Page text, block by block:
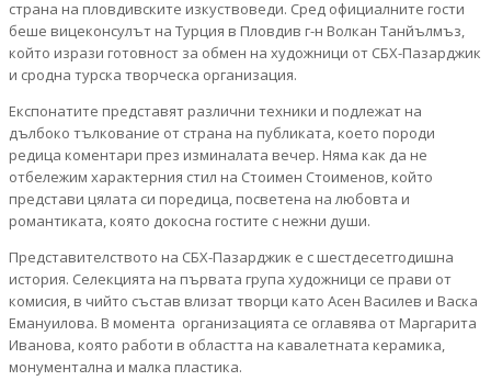
страна на пловдивските изкуствоведи. Сред официалните гости
беше вицеконсулът на Турция в Пловдив г-н Волкан Танйълмъз,
който изрази готовност за обмен на художници от СБХ-Пазарджик
и сродна турска творческа организация.
Експонатите представят различни техники и подлежат на
дълбоко тълкование от страна на публиката, което породи
редица коментари през изминалата вечер. Няма как да не
отбележим характерния стил на Стоимен Стоименов, който
представи цялата си поредица, посветена на любовта и
романтиката, която докосна гостите с нежни души.
Представителството на СБХ-Пазарджик е с шестдесетгодишна
история. Селекцията на първата група художници се прави от
комисия, в чийто състав влизат творци като Асен Василев и Васка
Емануилова. В момента организацията се оглавява от Маргарита
Иванова, която работи в областта на кавалетната керамика,
монументална и малка пластика.